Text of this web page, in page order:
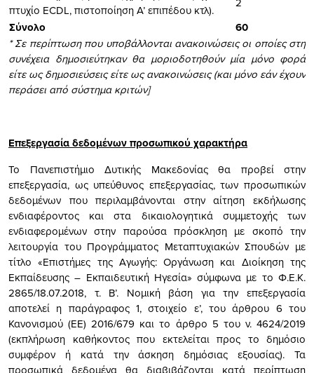
πτυχίο ECDL, πιστοποίηση Α’ επιπέδου κτλ).
Σύνολο 60
* Σε περίπτωση που υποβάλλονται ανακοινώσεις οι οποίες στη
συνέχεια δημοσιεύτηκαν θα μοριοδοτηθούν μία μόνο φορά
είτε ως δημοσιεύσεις είτε ως ανακοινώσεις (και μόνο εάν έχουν
περάσει από σύστημα κριτών]
Επεξεργασία δεδομένων προσωπικού χαρακτήρα
Το Πανεπιστήμιο Δυτικής Μακεδονίας θα προβεί στην
επεξεργασία, ως υπεύθυνος επεξεργασίας, των προσωπικών
δεδομένων που περιλαμβάνονται στην αίτηση εκδήλωσης
ενδιαφέροντος και στα δικαιολογητικά συμμετοχής των
ενδιαφερομένων στην παρούσα πρόσκληση με σκοπό την
λειτουργία του Προγράμματος Μεταπτυχιακών Σπουδών με
τίτλο «Επιστήμες της Αγωγής: Οργάνωση και Διοίκηση της
Εκπαίδευσης – Εκπαιδευτική Ηγεσία» σύμφωνα με το Φ.Ε.Κ.
2865/18.07.2018, τ. Β’. Νομική βάση για την επεξεργασία
αποτελεί η παράγραφος 1, στοιχείο ε’, του άρθρου 6 του
Κανονισμού (ΕΕ) 2016/679 και το άρθρο 5 του ν. 4624/2019
(εκπλήρωση καθήκοντος που εκτελείται προς το δημόσιο
συμφέρον ή κατά την άσκηση δημόσιας εξουσίας). Τα
προσωπικά δεδομένα θα διαβιβάζονται κατά περίπτωση